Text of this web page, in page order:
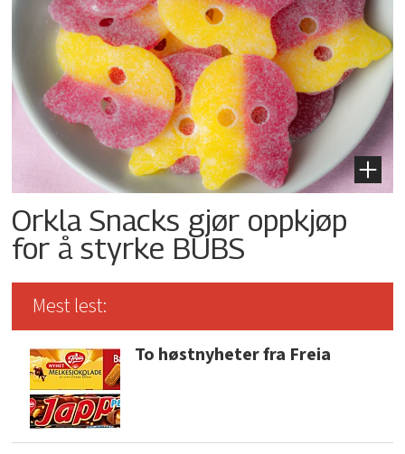
Orkla Snacks gjør oppkjøp
for å styrke BUBS
Mest lest:
To høstnyheter fra Freia